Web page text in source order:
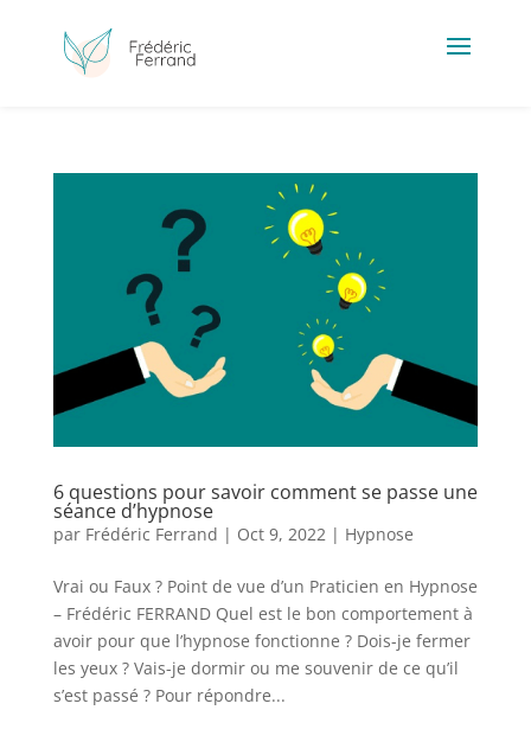
6 questions pour savoir comment se passe une
séance d’hypnose
par Frédéric Ferrand | Oct 9, 2022 | Hypnose
Vrai ou Faux ? Point de vue d’un Praticien en Hypnose
– Frédéric FERRAND Quel est le bon comportement à
avoir pour que l’hypnose fonctionne ? Dois-je fermer
les yeux ? Vais-je dormir ou me souvenir de ce qu’il
s’est passé ? Pour répondre...